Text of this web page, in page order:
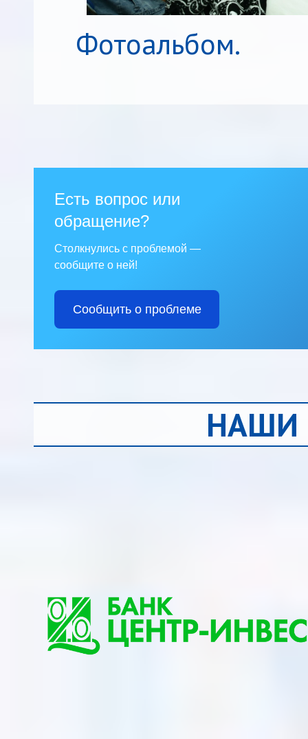
Фотоальбом.
Есть вопрос или
обращение?
Столкнулись с проблемой —
сообщите о ней!
Сообщить о проблеме
НАШИ